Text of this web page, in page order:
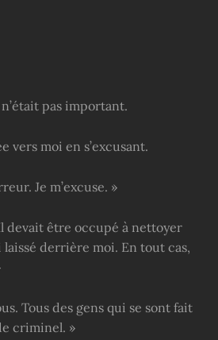
pas important.
vers moi en s’excusant.
Je m’excuse. »
devait être occupé à nettoyer
derrière moi. En tout cas,
Tous des gens qui se sont fait
criminel. »